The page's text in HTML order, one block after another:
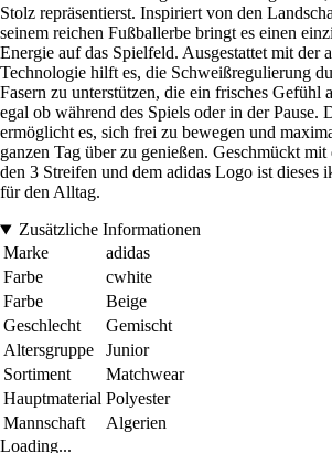
Stolz repräsentierst. Inspiriert von den
seinem reichen Fußballerbe bringt es einen
Energie auf das Spielfeld. Ausgestattet mit der
Technologie hilft es, die Schweißregulierung
Fasern zu unterstützen, die ein frisches Gefühl
egal ob während des Spiels oder in der Pause.
ermöglicht es, sich frei zu bewegen und
ganzen Tag über zu genießen. Geschmückt
den 3 Streifen und dem adidas Logo ist dieses
für den Alltag.
Zusätzliche Informationen
Marke
adidas
Farbe
cwhite
Farbe
Beige
Geschlecht
Gemischt
Altersgruppe
Junior
Sortiment
Matchwear
Hauptmaterial Polyester
Mannschaft
Algerien
Loading...